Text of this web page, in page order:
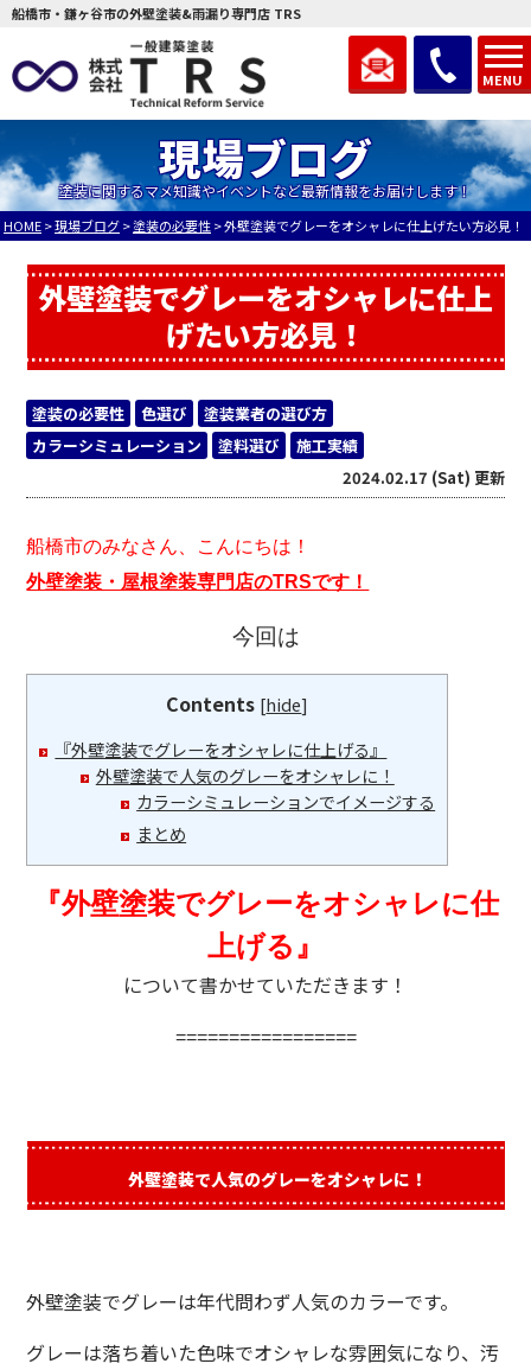
MENU
船橋市・鎌ヶ谷市の外壁塗装&雨漏り専門店 TRS
現場ブログ
塗装に関するマメ知識やイベントなど最新情報をお届けします！
HOME>現場ブログ>塗装の必要性>外壁塗装でグレーをオシャレに仕上げたい方必見！
外壁塗装でグレーをオシャレに仕上
げたい方必見！
塗装の必要性 色選び
塗装業者の選び方
カラーシミュレーション
塗料選び
施工実績
2024.02.17 (Sat) 更新
船橋市のみなさん、こんにちは！
外壁塗装・屋根塗装専門店のTRSです！
今回は
Contents [hide]
『外壁塗装でグレーをオシャレに仕上げる』
外壁塗装で人気のグレーをオシャレに！
カラーシミュレーションでイメージする
まとめ
『外壁塗装でグレーをオシャレに仕
上げる』
について書かせていただきます！
=================
外壁塗装で人気のグレーをオシャレに！
外壁塗装でグレーは年代問わず人気のカラーです。
グレーは落ち着いた色味でオシャレな雰囲気になり、汚